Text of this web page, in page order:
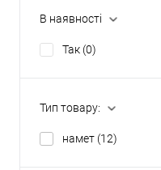
В наявності
Так (0)
Тип товару:
намет (12)